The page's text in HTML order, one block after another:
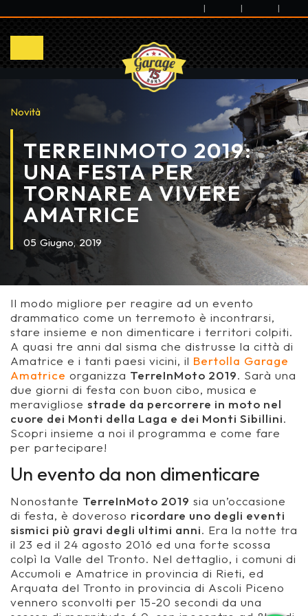
| | |
Novità
TERREINMOTO 2019:
UNA FESTA PER
TORNARE A VIVERE
AMATRICE
05 Giugno, 2019
Il modo migliore per reagire ad un evento
drammatico come un terremoto è incontrarsi,
stare insieme e non dimenticare i territori colpiti.
A quasi tre anni dal sisma che distrusse la città di
Amatrice e i tanti paesi vicini, il Bertolla Garage
Amatrice organizza TerreInMoto 2019. Sarà una
due giorni di festa con buon cibo, musica e
meravigliose strade da percorrere in moto nel
cuore dei Monti della Laga e dei Monti Sibillini.
Scopri insieme a noi il programma e come fare
per partecipare!
Un evento da non dimenticare
Nonostante TerreInMoto 2019 sia un’occasione
di festa, è doveroso ricordare uno degli eventi
sismici più gravi degli ultimi anni. Era la notte tra
il 23 ed il 24 agosto 2016 ed una forte scossa
colpì la Valle del Tronto. Nel dettaglio, i comuni di
Accumoli e Amatrice in provincia di Rieti, ed
Arquata del Tronto in provincia di Ascoli Piceno
vennero sconvolti per 15-20 secondi da una